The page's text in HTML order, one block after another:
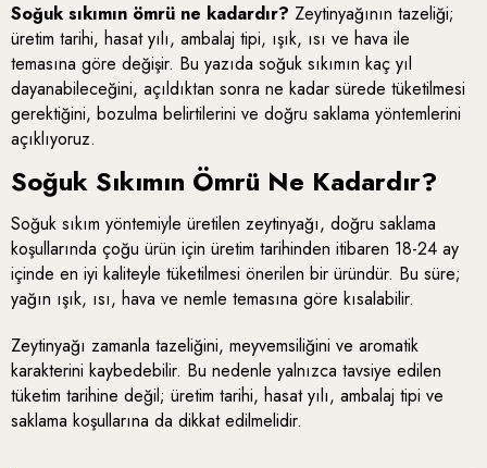
Soğuk sıkımın ömrü ne kadardır? Zeytinyağının tazeliği;
üretim tarihi, hasat yılı, ambalaj tipi, ışık, ısı ve hava ile
temasına göre değişir. Bu yazıda soğuk sıkımın kaç yıl
dayanabileceğini, açıldıktan sonra ne kadar sürede tüketilmesi
gerektiğini, bozulma belirtilerini ve doğru saklama yöntemlerini
açıklıyoruz.
Soğuk Sıkımın Ömrü Ne Kadardır?
Soğuk sıkım yöntemiyle üretilen zeytinyağı, doğru saklama
koşullarında çoğu ürün için üretim tarihinden itibaren 18-24 ay
içinde en iyi kaliteyle tüketilmesi önerilen bir üründür. Bu süre;
yağın ışık, ısı, hava ve nemle temasına göre kısalabilir.
Zeytinyağı zamanla tazeliğini, meyvemsiliğini ve aromatik
karakterini kaybedebilir. Bu nedenle yalnızca tavsiye edilen
tüketim tarihine değil; üretim tarihi, hasat yılı, ambalaj tipi ve
saklama koşullarına da dikkat edilmelidir.